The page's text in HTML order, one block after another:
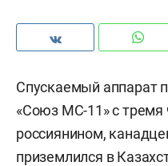
Спускаемый аппарат
«Союз МС-11» с
россиянином,
приземлился в